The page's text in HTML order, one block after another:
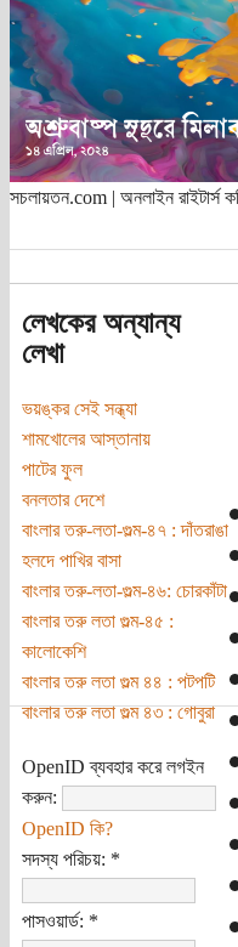
সচলায়তন.com | অনলাইন রাইটার্স
লেখকের অন্যান্য
লেখা
ভয়ঙ্কর সেই সন্ধ্যা
শামখোলের আস্তানায়
পাটের ফুল
বনলতার দেশে
বাংলার তরু-লতা-গুল্ম-৪৭ : দাঁতরাঙা
হলদে পাখির বাসা
বাংলার তরু-লতা-গুল্ম-৪৬: চোরকাঁটা
বাংলার তরু লতা গুল্ম-৪৫ :
কালোকেশি
বাংলার তরু লতা গুল্ম ৪৪ : পটপটি
বাংলার তরু লতা গুল্ম ৪৩ : গোবুরা
OpenID ব্যবহার করে লগইন
করুন:
OpenID কি?
সদস্য পরিচয়: *
পাসওয়ার্ড: *